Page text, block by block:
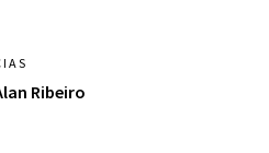
Ribeiro